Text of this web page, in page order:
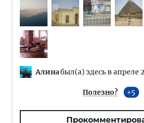
Алинабыл(а) здесь в апреле
Полезно? 5